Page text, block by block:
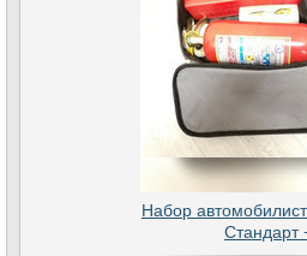
Набор
Стандарт